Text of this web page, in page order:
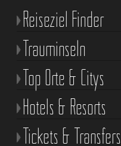
Reiseziel Finder
Trauminseln
Top Orte & Citys
Hotels & Resorts
Tickets & Transfers